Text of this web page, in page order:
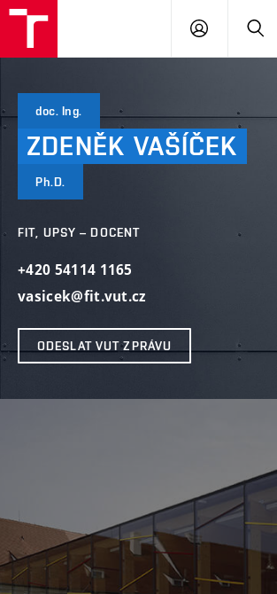
PŘIHLÁSIT
doc. Ing.
ZDENĚK VAŠÍČEK
Ph.D.
FIT, UPSY – DOCENT
+420 54114 1165
vasicek@fit.vut.cz
ODESLAT VUT ZPRÁVU